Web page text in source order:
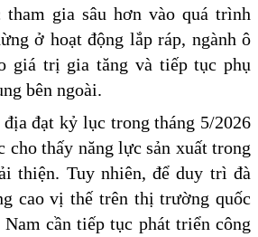
tham gia sâu hơn vào quá trình
ở hoạt động lắp ráp, ngành ô
giá trị gia tăng và tiếp tục phụ
bên ngoài.
đạt kỷ lục trong tháng 5/2026
cho thấy năng lực sản xuất trong
thiện. Tuy nhiên, để duy trì đà
cao vị thế trên thị trường quốc
cần tiếp tục phát triển công